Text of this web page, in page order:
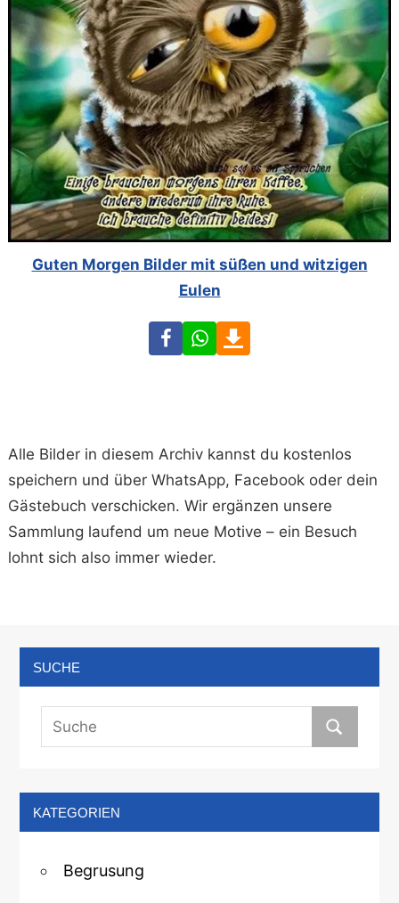
Guten Morgen Bilder mit süßen und witzigen
Eulen
FacebookWhatsApp
Alle Bilder in diesem Archiv kannst du kostenlos
speichern und über WhatsApp, Facebook oder dein
Gästebuch verschicken. Wir ergänzen unsere
Sammlung laufend um neue Motive – ein Besuch
lohnt sich also immer wieder.
SUCHE
KATEGORIEN
Begrusung